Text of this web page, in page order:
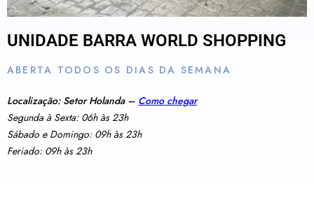
UNIDADE BARRA WORLD SHOPPING
ABERTA TODOS OS DIAS DA SEMANA
Localização: Setor Holanda – Como chegar
Segunda à Sexta: 06h às 23h
Sábado e Domingo: 09h às 23h
Feriado: 09h às 23h